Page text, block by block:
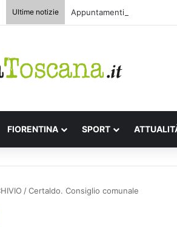
Ultime notizie Appuntamenti letterari
FIORENTINA SPORT
/Certaldo. Consiglio comunale